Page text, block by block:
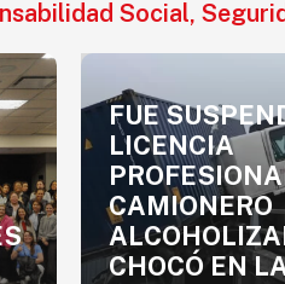
Social,
FUE
LICENCIA
CAMIONERO
CHOCÓ EN